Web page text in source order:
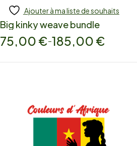
Add to cart
Ajouter à ma liste de souhaits
Big kinky weave bundle
75,00 €–185,00 €